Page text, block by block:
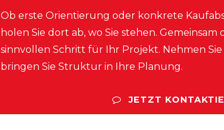
Ob erste Orientierung oder konkrete
holen Sie dort ab, wo Sie stehen.
sinnvollen Schritt für Ihr Projekt. Nehmen
bringen Sie Struktur in Ihre Planung.
JETZT